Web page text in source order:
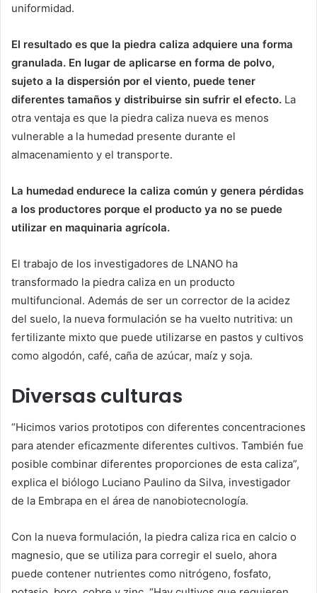
uniformidad.
El resultado es que la piedra caliza adquiere una forma
granulada. En lugar de aplicarse en forma de polvo,
sujeto a la dispersión por el viento, puede tener
diferentes tamaños y distribuirse sin sufrir el efecto. La
otra ventaja es que la piedra caliza nueva es menos
vulnerable a la humedad presente durante el
almacenamiento y el transporte.
La humedad endurece la caliza común y genera pérdidas
a los productores porque el producto ya no se puede
utilizar en maquinaria agrícola.
El trabajo de los investigadores de LNANO ha
transformado la piedra caliza en un producto
multifuncional. Además de ser un corrector de la acidez
del suelo, la nueva formulación se ha vuelto nutritiva: un
fertilizante mixto que puede utilizarse en pastos y cultivos
como algodón, café, caña de azúcar, maíz y soja.
Diversas culturas
“Hicimos varios prototipos con diferentes concentraciones
para atender eficazmente diferentes cultivos. También fue
posible combinar diferentes proporciones de esta caliza”,
explica el biólogo Luciano Paulino da Silva, investigador
de la Embrapa en el área de nanobiotecnología.
Con la nueva formulación, la piedra caliza rica en calcio o
magnesio, que se utiliza para corregir el suelo, ahora
puede contener nutrientes como nitrógeno, fosfato,